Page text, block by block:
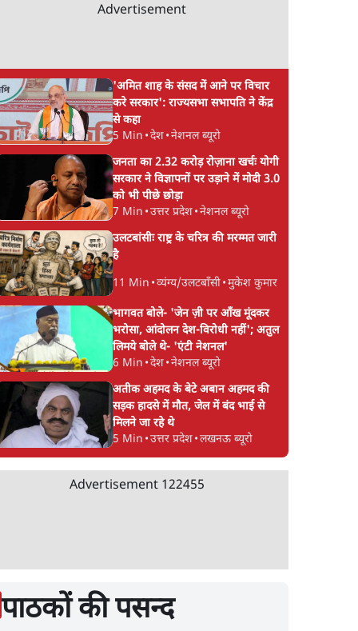
Advertisement
'अमित शाह के संसद में आने पर विचार
करे सरकार': राज्यसभा सभापति ने केंद्र
से कहा
5 Min •देश•नेशनल ब्यूरो
जनता का 2.32 करोड़ रोज़ाना खर्चः योगी
सरकार ने विज्ञापनों पर उड़ाने में मोदी 3.0
को भी पीछे छोड़ा
7 Min •उत्तर प्रदेश•नेशनल ब्यूरो
उलटबांसीः राष्ट्र के चरित्र की मरम्मत जारी
है
11 Min •व्यंग्य/उलटबाँसी•मुकेश कुमार
भागवत बोले- 'जेन ज़ी पर आँख मूंदकर
भरोसा, आंदोलन देश-विरोधी नहीं'; अतुल
लिमये बोले थे- 'एंटी नेशनल'
6 Min •देश•नेशनल ब्यूरो
अतीक अहमद के बेटे अबान अहमद की
सड़क हादसे में मौत, जेल में बंद भाई से
मिलने जा रहे थे
5 Min •उत्तर प्रदेश•लखनऊ ब्यूरो
Advertisement 122455
पाठकों की पसन्द